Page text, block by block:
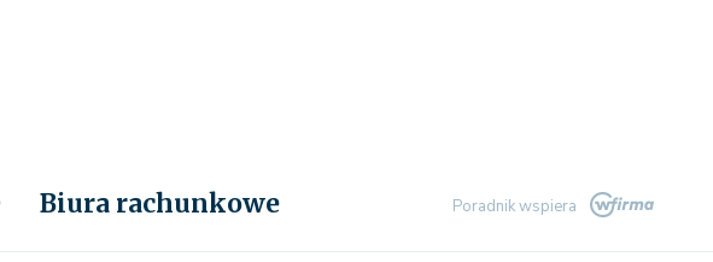
Biura rachunkowe Poradnik wspiera